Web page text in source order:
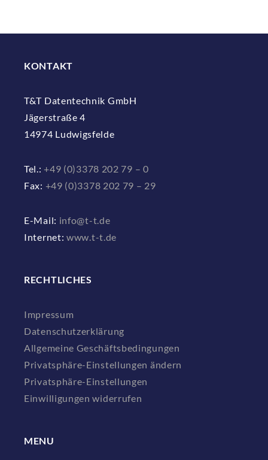
KONTAKT
T&T Datentechnik GmbH
Jägerstraße 4
14974 Ludwigsfelde
Tel.:+49 (0)3378 202 79 – 0
Fax: +49 (0)3378 202 79 – 29
E-Mail: info@t-t.de
Internet: www.t-t.de
RECHTLICHES
Impressum
Datenschutzerklärung
Allgemeine Geschäftsbedingungen
Privatsphäre-Einstellungen ändern
Privatsphäre-Einstellungen
Einwilligungen widerrufen
MENU